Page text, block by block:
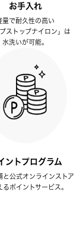
お手入れ
量で耐久性の高い
プストップナイロン」は
水洗いが可能。
ントプログラム
と公式オンラインストア
るポイントサービス。